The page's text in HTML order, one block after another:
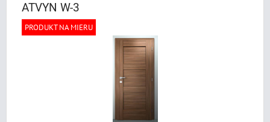
ATVYN W-3
PRODUKT NA MIERU